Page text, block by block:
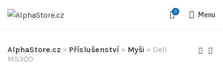
0 Menu
AlphaStore.cz » Příslušenství» Myši » Dell
MS300